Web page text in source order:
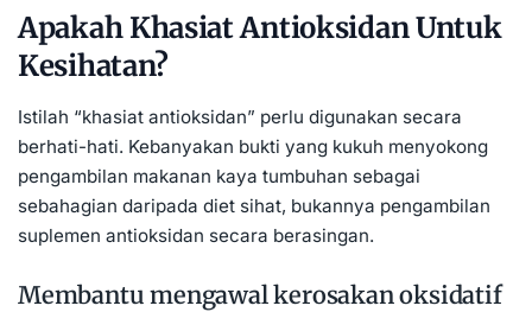
Apakah Khasiat Antioksidan Untuk
Kesihatan?
Istilah “khasiat antioksidan” perlu digunakan secara
berhati-hati. Kebanyakan bukti yang kukuh menyokong
pengambilan makanan kaya tumbuhan sebagai
sebahagian daripada diet sihat, bukannya pengambilan
suplemen antioksidan secara berasingan.
Membantu mengawal kerosakan oksidatif